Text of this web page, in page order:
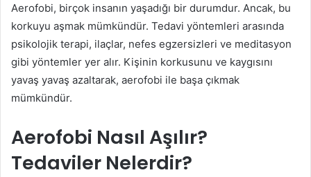
Aerofobi, birçok insanın yaşadığı bir durumdur. Ancak, bu
korkuyu aşmak mümkündür. Tedavi yöntemleri arasında
psikolojik terapi, ilaçlar, nefes egzersizleri ve meditasyon
gibi yöntemler yer alır. Kişinin korkusunu ve kaygısını
yavaş yavaş azaltarak, aerofobi ile başa çıkmak
mümkündür.
Aerofobi Nasıl Aşılır?
Tedaviler Nelerdir?